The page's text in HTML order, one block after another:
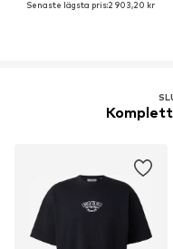
Senaste lägsta pris:2 903,20 kr